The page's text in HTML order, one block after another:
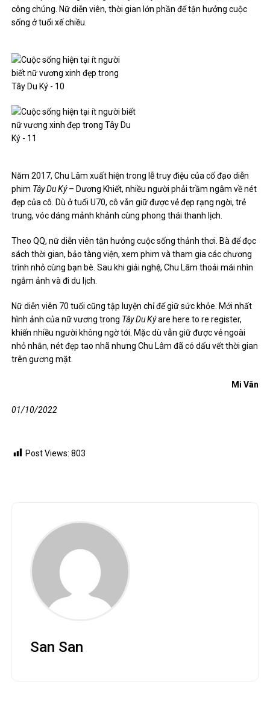
công chúng. Nữ diễn viên, thời gian lớn phần để tận hưởng cuộc
sống ở tuổi xế chiều.
Năm 2017, Chu Lâm xuất hiện trong lễ truy điệu của cố đạo diễn
phim Tây Du Ký– Dương Khiết, nhiều người phải trầm ngâm về nét
đẹp của cô. Dù ở tuổi U70, cô vẫn giữ được vẻ đẹp rạng ngời, trẻ
trung, vóc dáng mảnh khảnh cùng phong thái thanh lịch.
Theo QQ, nữ diễn viên tận hưởng cuộc sống thảnh thơi. Bà để đọc
sách thời gian, bảo tàng viện, xem phim và tham gia các chương
trình nhỏ cùng bạn bè. Sau khi giải nghệ, Chu Lâm thoải mái nhìn
ngắm ảnh và đi du lịch.
Nữ diễn viên 70 tuổi cũng tập luyện chỉ để giữ sức khỏe. Mới nhất
hình ảnh của nữ vương trong Tây Du Kýare here to re register,
khiến nhiều người không ngờ tới. Mặc dù vẫn giữ được vẻ ngoài
nhỏ nhắn, nét đẹp tao nhã nhưng Chu Lâm đã có dấu vết thời gian
trên gương mặt.
Mi Vân
01/10/2022
Post Views: 803
San San